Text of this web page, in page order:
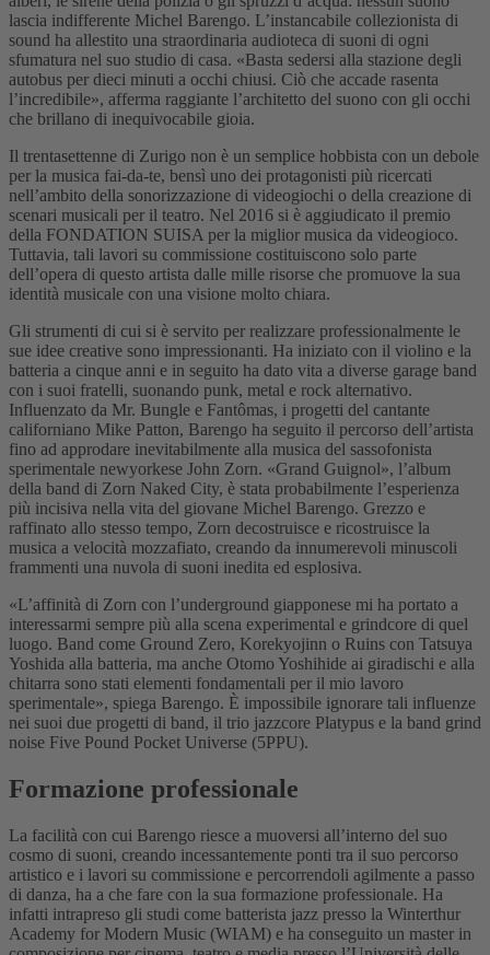
lascia indifferente Michel Barengo. L’instancabile collezionista di
sound ha allestito una straordinaria audioteca di suoni di ogni
sfumatura nel suo studio di casa. «Basta sedersi alla stazione degli
autobus per dieci minuti a occhi chiusi. Ciò che accade rasenta
l’incredibile», afferma raggiante l’architetto del suono con gli occhi
che brillano di inequivocabile gioia.
Il trentasettenne di Zurigo non è un semplice hobbista con un debole
per la musica fai-da-te, bensì uno dei protagonisti più ricercati
nell’ambito della sonorizzazione di videogiochi o della creazione di
scenari musicali per il teatro. Nel 2016 si è aggiudicato il premio
della FONDATION SUISA per la miglior musica da videogioco.
Tuttavia, tali lavori su commissione costituiscono solo parte
dell’opera di questo artista dalle mille risorse che promuove la sua
identità musicale con una visione molto chiara.
Gli strumenti di cui si è servito per realizzare professionalmente le
sue idee creative sono impressionanti. Ha iniziato con il violino e la
batteria a cinque anni e in seguito ha dato vita a diverse garage band
con i suoi fratelli, suonando punk, metal e rock alternativo.
Influenzato da Mr. Bungle e Fantômas, i progetti del cantante
californiano Mike Patton, Barengo ha seguito il percorso dell’artista
fino ad approdare inevitabilmente alla musica del sassofonista
sperimentale newyorkese John Zorn. «Grand Guignol», l’album
della band di Zorn Naked City, è stata probabilmente l’esperienza
più incisiva nella vita del giovane Michel Barengo. Grezzo e
raffinato allo stesso tempo, Zorn decostruisce e ricostruisce la
musica a velocità mozzafiato, creando da innumerevoli minuscoli
frammenti una nuvola di suoni inedita ed esplosiva.
«L’affinità di Zorn con l’underground giapponese mi ha portato a
interessarmi sempre più alla scena experimental e grindcore di quel
luogo. Band come Ground Zero, Korekyojinn o Ruins con Tatsuya
Yoshida alla batteria, ma anche Otomo Yoshihide ai giradischi e alla
chitarra sono stati elementi fondamentali per il mio lavoro
sperimentale», spiega Barengo. È impossibile ignorare tali influenze
nei suoi due progetti di band, il trio jazzcore Platypus e la band grind
noise Five Pound Pocket Universe (5PPU).
Formazione professionale
La facilità con cui Barengo riesce a muoversi all’interno del suo
cosmo di suoni, creando incessantemente ponti tra il suo percorso
artistico e i lavori su commissione e percorrendoli agilmente a passo
di danza, ha a che fare con la sua formazione professionale. Ha
infatti intrapreso gli studi come batterista jazz presso la Winterthur
Academy for Modern Music (WIAM) e ha conseguito un master in